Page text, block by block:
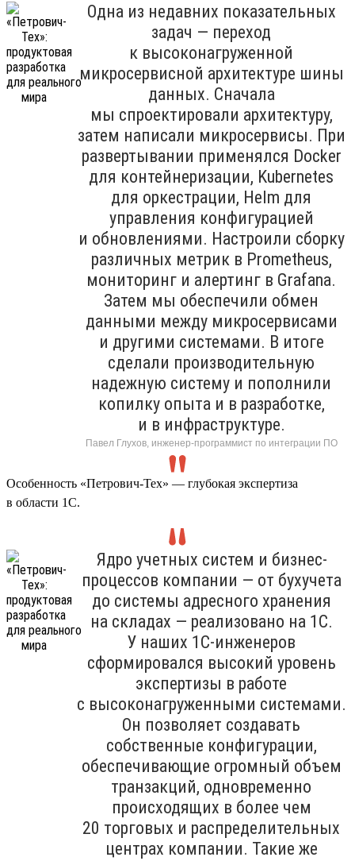
Одна из недавних показательных
задач — переход
к высоконагруженной
микросервисной архитектуре шины
данных. Сначала
мы спроектировали архитектуру,
затем написали микросервисы. При
развертывании применялся Docker
для контейнеризации, Kubernetes
для оркестрации, Helm для
управления конфигурацией
и обновлениями. Настроили сборку
различных метрик в Prometheus,
мониторинг и алертинг в Grafana.
Затем мы обеспечили обмен
данными между микросервисами
и другими системами. В итоге
сделали производительную
надежную систему и пополнили
копилку опыта и в разработке,
и в инфраструктуре.
Павел Глухов, инженер-программист по интеграции ПО
Особенность «Петрович-Тех» — глубокая экспертиза
в области 1С.
Ядро учетных систем и бизнес-
процессов компании — от бухучета
до системы адресного хранения
на складах — реализовано на 1С.
У наших 1С-инженеров
сформировался высокий уровень
экспертизы в работе
с высоконагруженными системами.
Он позволяет создавать
собственные конфигурации,
обеспечивающие огромный объем
транзакций, одновременно
происходящих в более чем
20 торговых и распределительных
центрах компании. Такие же